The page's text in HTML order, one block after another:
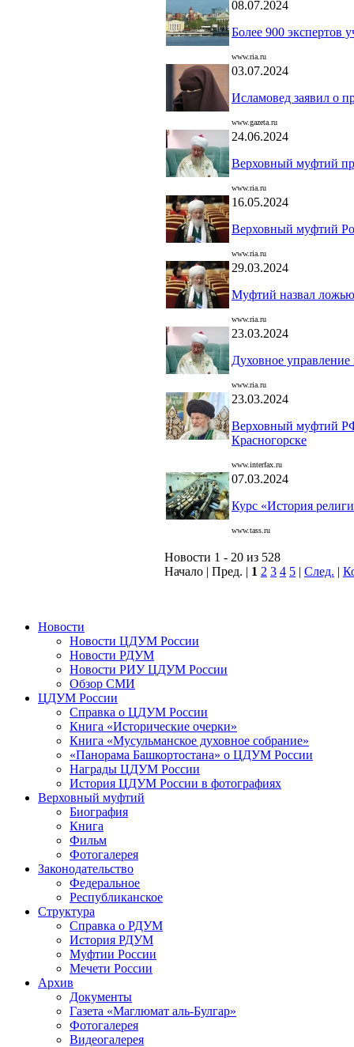
08.07.2024
Более 900 экспертов
www.ria.ru
03.07.2024
Исламовед заявил о
www.gazeta.ru
24.06.2024
Верховный муфтий
www.ria.ru
16.05.2024
Верховный муфтий
www.ria.ru
29.03.2024
Муфтий назвал ложью
www.ria.ru
23.03.2024
Духовное управление
www.ria.ru
23.03.2024
Верховный муфтий РФ
Красногорске
www.interfax.ru
07.03.2024
Курс «История
www.tass.ru
Новости 1 - 20 из 528
Начало | Пред. | 1 2 3 4 5 | След. |
Новости
Новости ЦДУМ России
Новости РДУМ
Новости РИУ ЦДУМ России
Обзор СМИ
ЦДУМ России
Справка о ЦДУМ России
Книга «Исторические очерки»
Книга «Мусульманское духовное собрание»
«Панорама Башкортостана» о ЦДУМ России
Награды ЦДУМ России
История ЦДУМ России в фотографиях
Верховный муфтий
Биография
Книга
Фильм
Фотогалерея
Законодательство
Федеральное
Республиканское
Структура
Справка о РДУМ
История РДУМ
Муфтии России
Мечети России
Архив
Документы
Газета «Маглюмат аль-Булгар»
Фотогалерея
Видеогалерея